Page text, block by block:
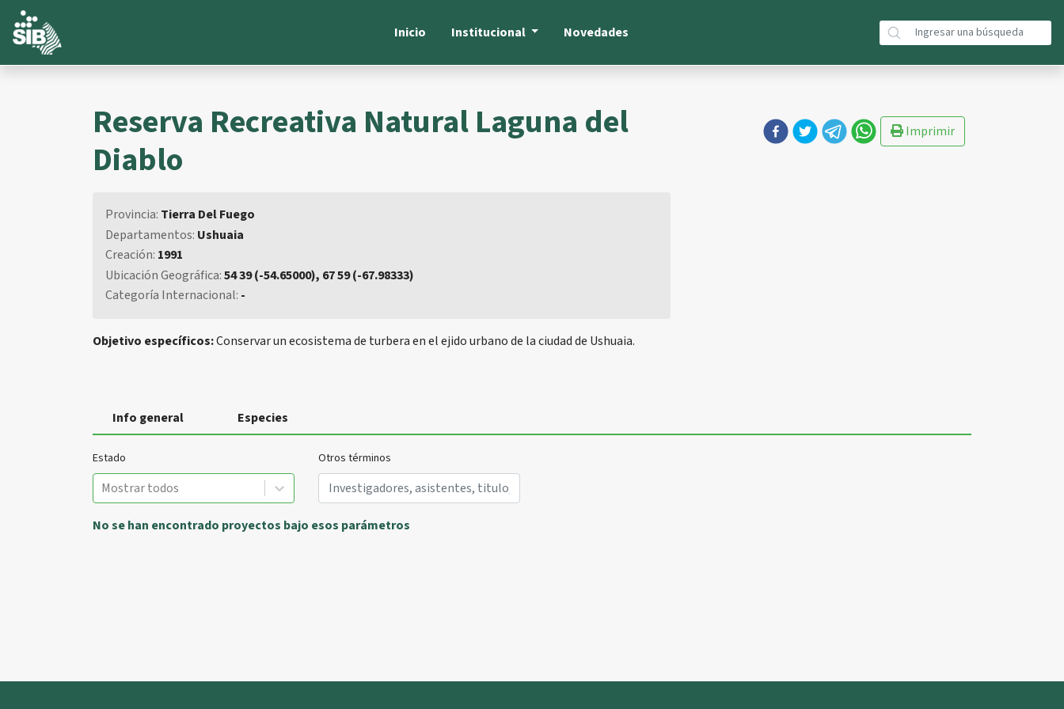
Inicio Institucional Novedades
Imprimir
Reserva Recreativa Natural Laguna del
Diablo
Provincia: Tierra Del Fuego
Departamentos: Ushuaia
Creación: 1991
Ubicación Geográfica:54 39 (-54.65000), 67 59 (-67.98333)
Categoría Internacional: -
Objetivo específicos:Conservar un ecosistema de turbera en el ejido urbano de la ciudad de Ushuaia.
Info general Especies
Estado
Mostrar todos
Otros términos
No se han encontrado proyectos bajo esos parámetros